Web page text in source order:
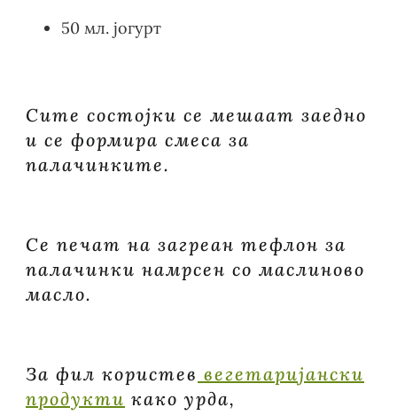
50 мл. јогурт
Сите состојки се мешаат заедно
и се формира смеса за
палачинките.
Се печат на загреан тефлон за
палачинки намрсен со маслиново
масло.
За фил користев вегетаријански
продукти како урда,